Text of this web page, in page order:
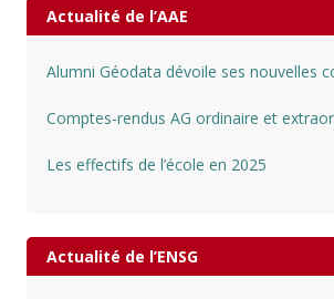
Actualité de l’AAE
Alumni Géodata dévoile ses nouvelles
Comptes-rendus AG ordinaire et
Les effectifs de l’école en 2025
Actualité de l’ENSG